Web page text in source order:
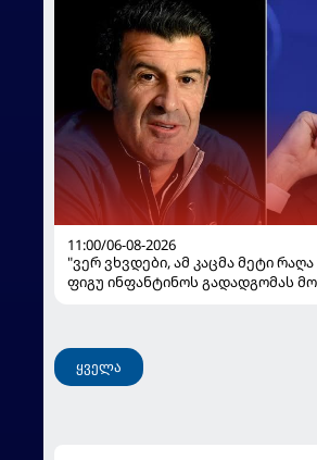
11:00/06-08-2026
"ვერ ვხვდები, ამ კაცმა მეტი
ფიგუ ინფანტინოს გადადგომას
ყველა